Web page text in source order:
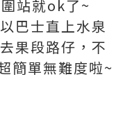
站就ok了~
巴士直上水泉
果段路仔，不
簡單無難度啦~